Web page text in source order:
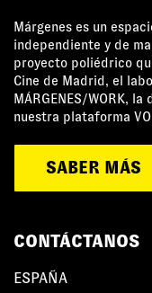
Márgenes es un
independiente y de
proyecto poliédrico
Cine de Madrid, el
MÁRGENES/WORK,
nuestra plataforma
SABER MÁS
CONTÁCTANOS
ESPAÑA